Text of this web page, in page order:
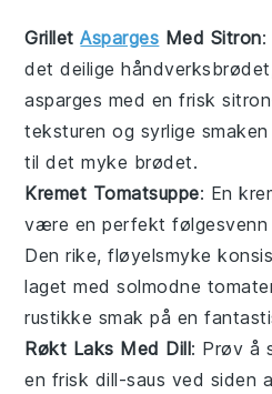
GrilletAsparges Med Sitron:
det deiligehåndverksbrødet
asparges med en frisksitron
teksturen og syrlige
til det myke brødet.
Kremet Tomatsuppe: En
være en perfekt
Den rike, fløyelsmyke
laget med solmodne
rustikke smak på en
Røkt Laks Med Dill: Prøv å
en frisk dill-saus ved siden